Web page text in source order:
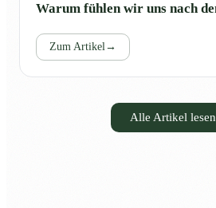
Warum fühlen wir uns nach
Zum Artikel→
Alle Artikel lesen